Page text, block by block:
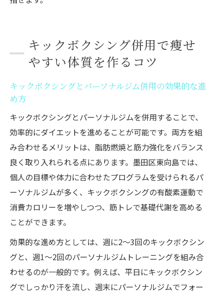
キックボクシング併用で痩せ
やすい体質を作るコツ
キックボクシングとパーソナルジム併用の効果的な進
め方
キックボクシングとパーソナルジムを併用することで、
効率的にダイエットを進めることが可能です。両方を組
み合わせるメリットは、脂肪燃焼と筋力強化をバランス
良く取り入れられる点にあります。墨田区東向島では、
個人の目標や体力に合わせたプログラムを受けられるパ
ーソナルジムが多く、キックボクシングの有酸素運動で
消費カロリーを増やしつつ、筋トレで基礎代謝を高める
ことができます。
効果的な進め方としては、週に2～3回のキックボクシン
グと、週1～2回のパーソナルジムトレーニングを組み合
わせるのが一般的です。例えば、平日にキックボクシン
グでしっかり汗を流し、週末にパーソナルジムでフォー